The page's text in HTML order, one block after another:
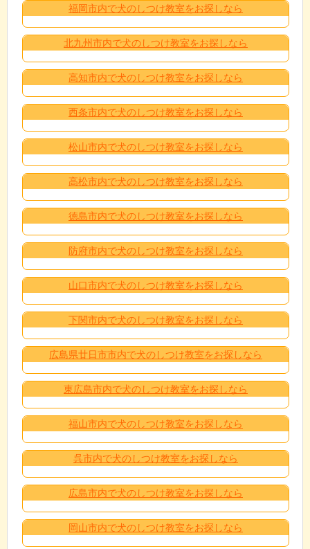
福岡市内で犬のしつけ教室をお探しなら
北九州市内で犬のしつけ教室をお探しなら
高知市内で犬のしつけ教室をお探しなら
西条市内で犬のしつけ教室をお探しなら
松山市内で犬のしつけ教室をお探しなら
高松市内で犬のしつけ教室をお探しなら
徳島市内で犬のしつけ教室をお探しなら
防府市内で犬のしつけ教室をお探しなら
山口市内で犬のしつけ教室をお探しなら
下関市内で犬のしつけ教室をお探しなら
広島県廿日市市内で犬のしつけ教室をお探しなら
東広島市内で犬のしつけ教室をお探しなら
福山市内で犬のしつけ教室をお探しなら
呉市内で犬のしつけ教室をお探しなら
広島市内で犬のしつけ教室をお探しなら
岡山市内で犬のしつけ教室をお探しなら